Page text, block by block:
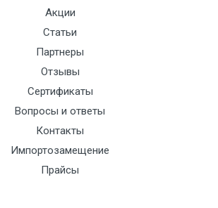
Акции
Статьи
Партнеры
Отзывы
Сертификаты
Вопросы и ответы
Контакты
Импортозамещение
Прайсы